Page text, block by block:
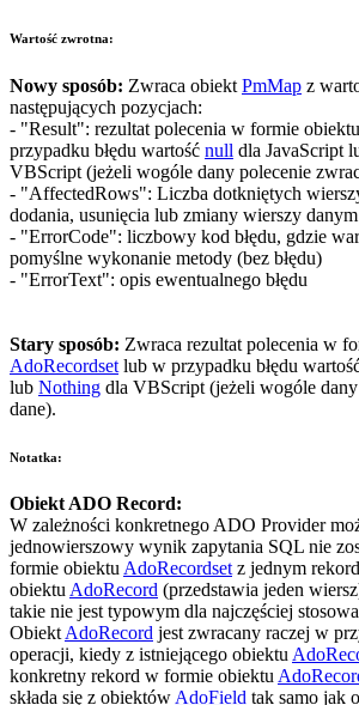
Wartość zwrotna:
Nowy sposób: Zwraca obiekt PmMap z
następujących pozycjach:
- "Result": rezultat polecenia w formie obiektu
przypadku błędu wartość null dla JavaScript
VBScript (jeżeli wogóle dany polecenie
- "AffectedRows": Liczba dotkniętych
dodania, usunięcia lub zmiany wierszy
- "ErrorCode": liczbowy kod błędu, gdzie
pomyślne wykonanie metody (bez błędu)
- "ErrorText": opis ewentualnego błędu
Stary sposób: Zwraca rezultat polecenia w
AdoRecordset lub w przypadku błędu
lub Nothing dla VBScript (jeżeli wogóle
dane).
Notatka:
ObiektADO Record:
W zależności konkretnegoADO Provider
jednowierszowy wynik zapytania SQL nie
formie obiektuAdoRecordsetz jednym
obiektuAdoRecord (przedstawia jeden
takie nie jest typowym dla najczęściej
ObiektAdoRecord jest zwracany raczej w
operacji, kiedy z istniejącego obiektu
konkretny rekord w formie obiektu
składa się z obiektówAdoField tak samo jak